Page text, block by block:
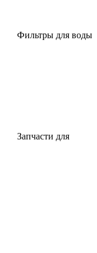
Фильтры для воды
Запчасти для